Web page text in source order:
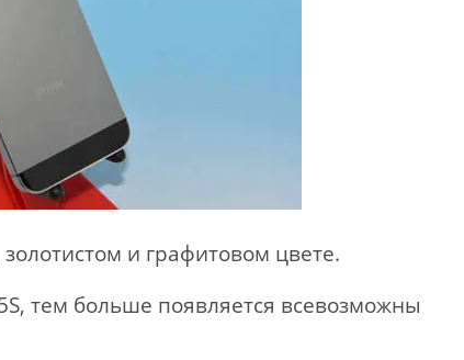
и графитовом цвете.
тем больше появляется всевозможны